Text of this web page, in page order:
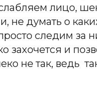
лицо,
не думать о
следим за
захочется и
не так, ведь